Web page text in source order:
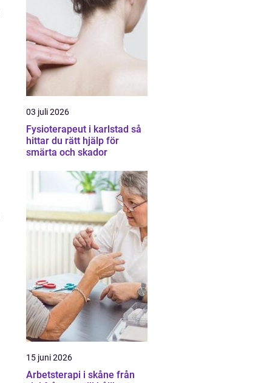
03 juli 2026
Fysioterapeut i karlstad så
hittar du rätt hjälp för
smärta och skador
15 juni 2026
Arbetsterapi i skåne från